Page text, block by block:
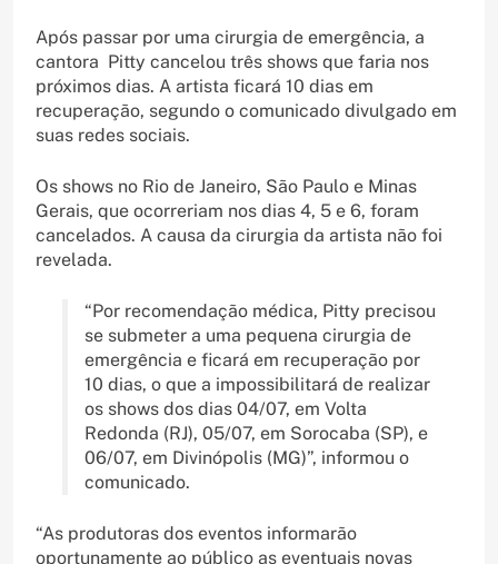
Após passar por uma cirurgia de emergência, a
cantora Pitty cancelou três shows que faria nos
próximos dias. A artista ficará 10 dias em
recuperação, segundo o comunicado divulgado em
suas redes sociais.
Os shows no Rio de Janeiro, São Paulo e Minas
Gerais, que ocorreriam nos dias 4, 5 e 6, foram
cancelados. A causa da cirurgia da artista não foi
revelada.
“Por recomendação médica, Pitty precisou
se submeter a uma pequena cirurgia de
emergência e ficará em recuperação por
10 dias, o que a impossibilitará de realizar
os shows dos dias 04/07, em Volta
Redonda (RJ), 05/07, em Sorocaba (SP), e
06/07, em Divinópolis (MG)”, informou o
comunicado.
“As produtoras dos eventos informarão
oportunamente ao público as eventuais novas